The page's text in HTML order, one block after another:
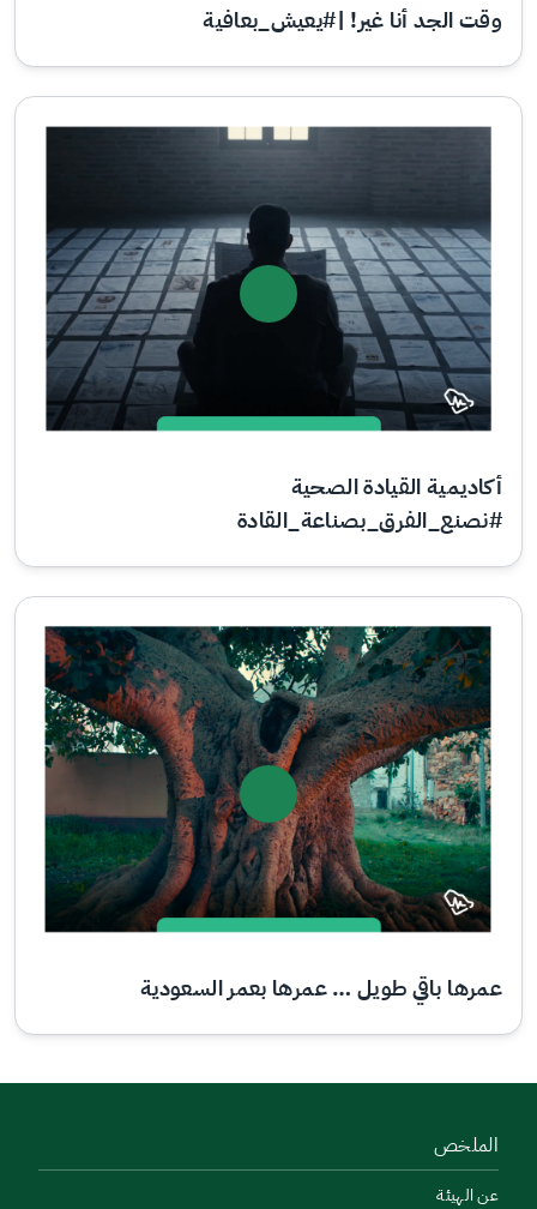
وقت الجد أنا غير! |#يعيش_بعافية
أكاديمية القيادة الصحية
#نصنع_الفرق_بصناعة_القادة
عمرها باقي طويل … عمرها بعمر السعودية
الملخص
عن الهيئة